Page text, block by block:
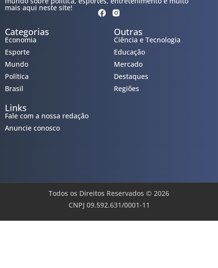
mais aqui neste site!
Categorias
Economia
Esporte
Mundo
Política
Brasil
Outras
Ciência e Tecnologia
Educação
Mercado
Destaques
Regiões
Links
Fale com a nossa redação
Anuncie conosco
Todos os Direitos Reservados © 2026
CNPJ 09.592.631/0001-11